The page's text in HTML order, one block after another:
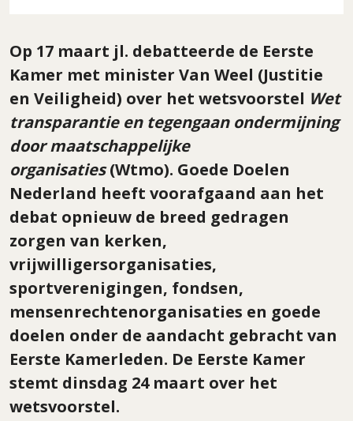
Op 17 maart jl. debatteerde de Eerste
Kamer met minister Van Weel (Justitie
en Veiligheid) over het wetsvoorstel Wet
transparantie en tegengaan ondermijning
door maatschappelijke
organisaties(Wtmo). Goede Doelen
Nederland heeft voorafgaand aan het
debat opnieuw de breed gedragen
zorgen van kerken,
vrijwilligersorganisaties,
sportverenigingen, fondsen,
mensenrechtenorganisaties en goede
doelen onder de aandacht gebracht van
Eerste Kamerleden. De Eerste Kamer
stemt dinsdag 24 maart over het
wetsvoorstel.